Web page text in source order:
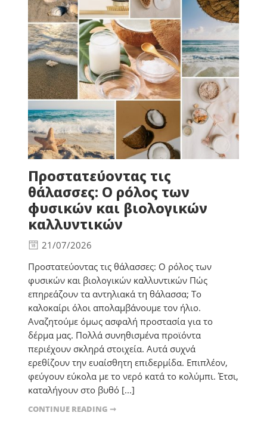
Προστατεύοντας τις
θάλασσες: Ο ρόλος των
φυσικών και βιολογικών
καλλυντικών
21/07/2026
Προστατεύοντας τις θάλασσες: Ο ρόλος των
φυσικών και βιολογικών καλλυντικών Πώς
επηρεάζουν τα αντηλιακά τη θάλασσα; Το
καλοκαίρι όλοι απολαμβάνουμε τον ήλιο.
Αναζητούμε όμως ασφαλή προστασία για το
δέρμα μας. Πολλά συνηθισμένα προϊόντα
περιέχουν σκληρά στοιχεία. Αυτά συχνά
ερεθίζουν την ευαίσθητη επιδερμίδα. Επιπλέον,
φεύγουν εύκολα με το νερό κατά το κολύμπι. Έτσι,
καταλήγουν στο βυθό [...]
CONTINUE READING ➞